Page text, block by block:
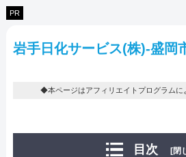
PR
岩手日化サービス(株)-盛岡
◆本ページはアフィリエイトプログラムに
目次 [閉